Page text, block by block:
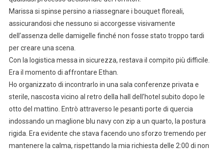
Marissa si spinse persino a riassegnare i bouquet floreali,
assicurandosi che nessuno si accorgesse visivamente
dell’assenza delle damigelle finché non fosse stato troppo tardi
per creare una scena.
Con la logistica messa in sicurezza, restava il compito più difficile.
Era il momento di affrontare Ethan.
Ho organizzato di incontrarlo in una sala conferenze privata e
sterile, nascosta vicino al retro della hall dell’hotel subito dopo le
otto del mattino. Entrò attraverso le pesanti porte di quercia
indossando un maglione blu navy con zip a un quarto, la postura
rigida. Era evidente che stava facendo uno sforzo tremendo per
mantenere la calma, rispettando la mia richiesta delle 2:00 di non